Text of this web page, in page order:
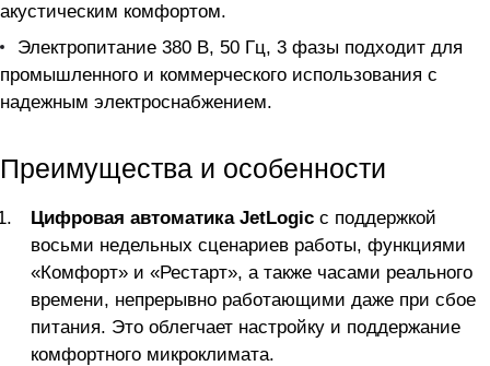
акустическим комфортом.
Электропитание 380 В, 50 Гц, 3 фазы подходит для
промышленного и коммерческого использования с
надежным электроснабжением.
Преимущества и особенности
Цифровая автоматика JetLogic с поддержкой
восьми недельных сценариев работы, функциями
«Комфорт» и «Рестарт», а также часами реального
времени, непрерывно работающими даже при сбое
питания. Это облегчает настройку и поддержание
комфортного микроклимата.